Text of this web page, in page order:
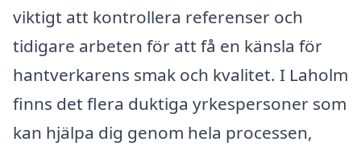
viktigt att kontrollera referenser och
tidigare arbeten för att få en känsla för
hantverkarens smak och kvalitet. I Laholm
finns det flera duktiga yrkespersoner som
kan hjälpa dig genom hela processen,